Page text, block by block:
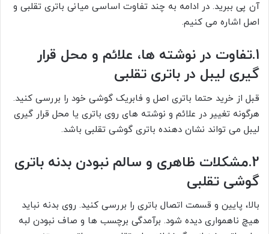
آن پی ببرید. در ادامه به چند تفاوت اساسی میانی باتری تقلبی و
اصل اشاره می کنیم.
1.تفاوت در نوشته ها، علائم و محل قرار
گیری لیبل در باتری تقلبی
قبل از خرید حتما باتری اصل و فابریک گوشی خود را بررسی کنید.
هرگونه تغییر در علائم و نوشته های روی باتری یا محل قرار گیری
لیبل می تواند نشان دهنده باتری گوشی تقلبی باشد.
2.مشکلات ظاهری و سالم نبودن بدنه باتری
گوشی تقلبی
بالا، پایین و قسمت اتصال باتری را بررسی کنید. روی بدنه نباید
هیچ ناهمواری دیده شود. برآمدگی برچسب ها و صاف نبودن لبه